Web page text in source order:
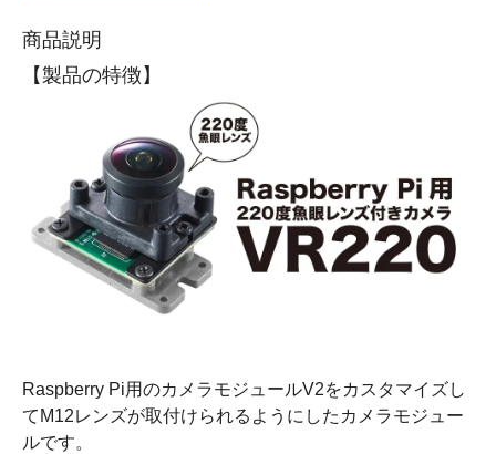
商品説明
【製品の特徴】
Raspberry Pi用のカメラモジュールV2をカスタマイズし
てM12レンズが取付けられるようにしたカメラモジュー
ルです。